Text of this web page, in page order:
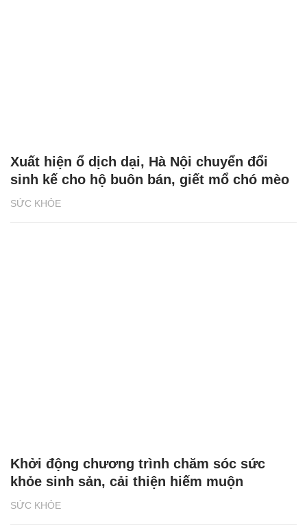
SỨC KHỎE
Xuất hiện ổ dịch dại, Hà Nội chuyển đổi
sinh kế cho hộ buôn bán, giết mổ chó mèo
SỨC KHỎE
Khởi động chương trình chăm sóc sức
khỏe sinh sản, cải thiện hiếm muộn